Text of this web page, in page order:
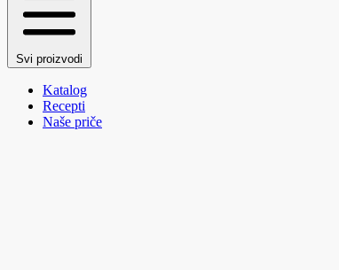
Svi proizvodi
Katalog
Recepti
Naše priče